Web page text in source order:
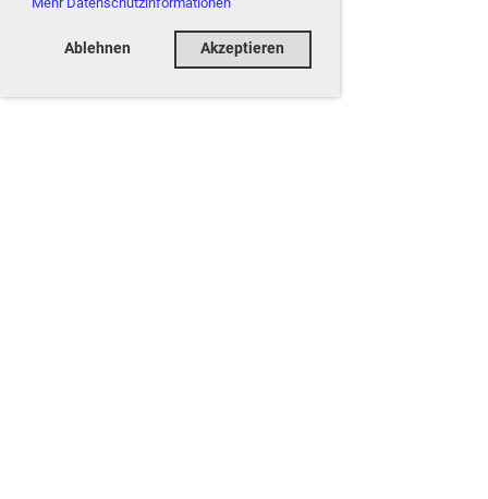
Ablehnen Akzeptieren